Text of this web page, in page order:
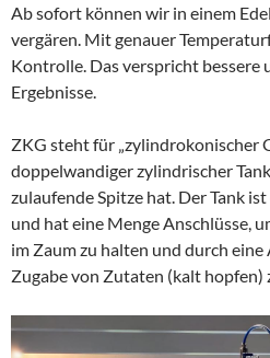
Ab sofort können wir in einem
vergären. Mit genauer
Kontrolle. Das verspricht bessere
Ergebnisse.
ZKG steht für „zylindrokonischer
doppelwandiger zylindrischer
zulaufende Spitze hat. Der Tank
und hat eine Menge Anschlüsse,
im Zaum zu halten und durch eine
Zugabe von Zutaten (kalt hopfen)